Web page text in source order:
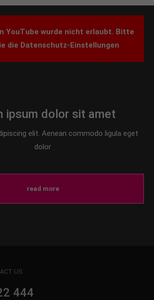
dolor sit amet, consectetuer
nec.
YouTube wurde nicht erlaubt. Bitte
die Datenschutz-Einstellungen
ipsum dolor sit amet
elit. Aenean commodo ligula eget
dolor
read more
US
444